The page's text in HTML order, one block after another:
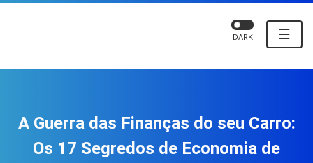
☰
DARK
A Guerra das Finanças do seu Carro:
Os 17 Segredos de Economia de